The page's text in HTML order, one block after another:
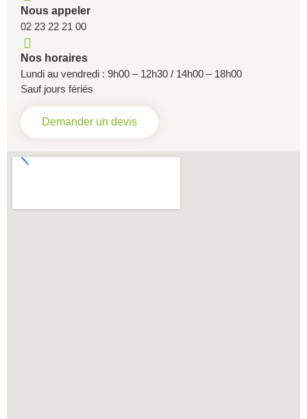
Nous appeler
02 23 22 21 00
Nos horaires
Lundi au vendredi : 9h00 – 12h30 / 14h00 – 18h00
Sauf jours fériés
Demander un devis